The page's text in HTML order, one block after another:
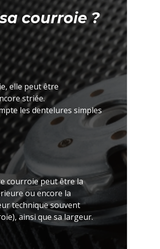
courroie ?
elle peut être
striée.
les dentelures simples
courroie peut être la
ou encore la
technique souvent
ainsi que sa largeur.